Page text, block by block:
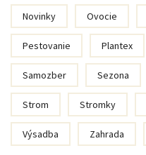
Novinky Ovocie
Pestovanie Plantex
Samozber Sezona
Strom Stromky
Výsadba Zahrada